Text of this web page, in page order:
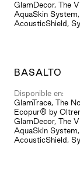
GlamDecor, The
AquaSkin
AcousticShield,
BASALTO
Disponible en:
GlamTrace, The
Ecopur® by
GlamDecor, The
AquaSkin
AcousticShield,